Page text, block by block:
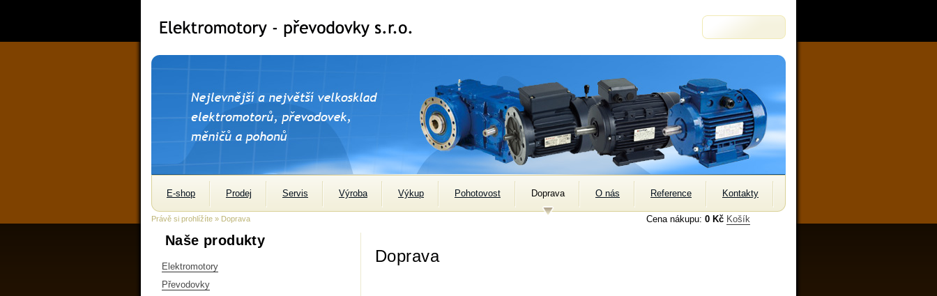
E-shop Prodej Servis Výroba Výkup Pohotovost Doprava O nás Reference Kontakty
Cena nákupu: 0 Kč Košík
Právě si prohlížíte » Doprava
Naše produkty
Elektromotory
Převodovky
Doprava